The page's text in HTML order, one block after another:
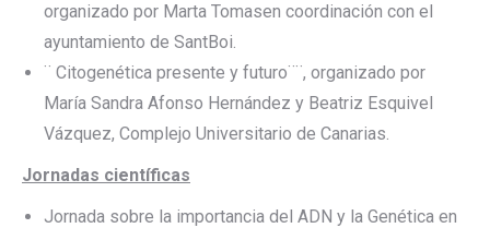
organizado por Marta Tomasen coordinación con el
ayuntamiento de SantBoi.
¨ Citogenética presente y futuro¨¨, organizado por
María Sandra Afonso Hernández y Beatriz Esquivel
Vázquez, Complejo Universitario de Canarias.
Jornadas científicas
Jornada sobre la importancia del ADN y la Genética en